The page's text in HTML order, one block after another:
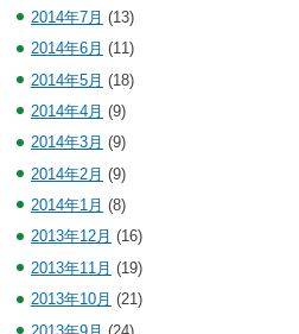
2014年7月 (13)
2014年6月 (11)
2014年5月 (18)
2014年4月 (9)
2014年3月 (9)
2014年2月 (9)
2014年1月 (8)
2013年12月 (16)
2013年11月 (19)
2013年10月 (21)